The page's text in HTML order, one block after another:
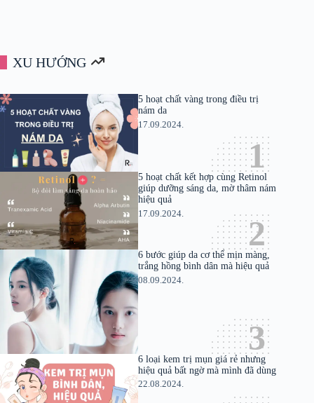
XU HƯỚNG
5 hoạt chất vàng trong điều trị
nám da
17.09.2024.
5 hoạt chất kết hợp cùng Retinol
giúp dưỡng sáng da, mờ thâm nám
hiệu quả
17.09.2024.
6 bước giúp da cơ thể mịn màng,
trắng hồng bình dân mà hiệu quả
08.09.2024.
6 loại kem trị mụn giá rẻ nhưng
hiệu quả bất ngờ mà mình đã dùng
22.08.2024.